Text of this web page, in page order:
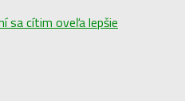
sa cítim oveľa lepšie